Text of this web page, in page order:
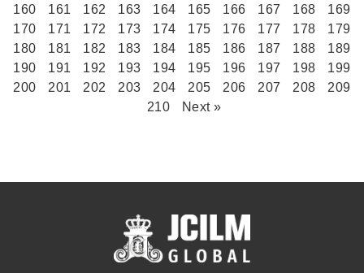
160
161 162 163 164 165 166 167 168
169
170
171 172 173 174 175 176 177 178
179
180
181 182 183 184 185 186 187 188
189
190
191 192 193 194 195 196 197 198
199
200
201 202 203 204 205 206 207 208
209
210
Next »